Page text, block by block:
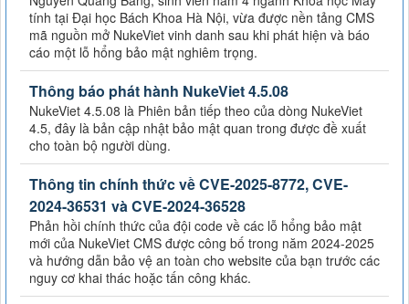
tính tại Đại học Bách Khoa Hà Nội, vừa được nền tảng CMS
mã nguồn mở NukeViet vinh danh sau khi phát hiện và báo
cáo một lỗ hổng bảo mật nghiêm trọng.
Thông báo phát hành NukeViet 4.5.08
NukeViet 4.5.08 là Phiên bản tiếp theo của dòng NukeViet
4.5, đây là bản cập nhật bảo mật quan trong được đề xuất
cho toàn bộ người dùng.
Thông tin chính thức về CVE-2025-8772, CVE-
2024-36531 và CVE-2024-36528
Phản hồi chính thức của đội code về các lỗ hổng bảo mật
mới của NukeViet CMS được công bố trong năm 2024-2025
và hướng dẫn bảo vệ an toàn cho website của bạn trước các
nguy cơ khai thác hoặc tấn công khác.